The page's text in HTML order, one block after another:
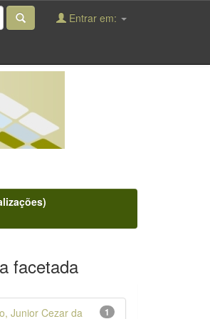
Entrar em:
facetada
1
Junior Cezar da